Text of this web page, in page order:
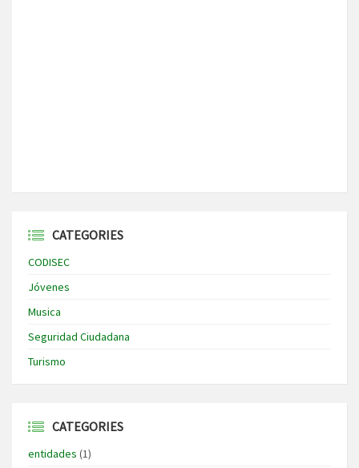
CATEGORIES
CODISEC
Jóvenes
Musica
Seguridad Ciudadana
Turismo
CATEGORIES
entidades (1)